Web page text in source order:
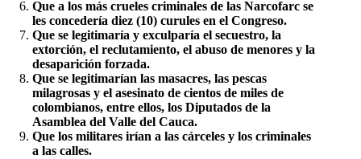
Que a los más crueles criminales de las Narcofarc se
les concedería diez (10) curules en el Congreso.
Que se legitimaría y exculparía el secuestro, la
extorción, el reclutamiento, el abuso de menores y la
desaparición forzada.
Que se legitimarían las masacres, las pescas
milagrosas y el asesinato de cientos de miles de
colombianos, entre ellos, los Diputados de la
Asamblea del Valle del Cauca.
Que los militares irían a las cárceles y los criminales
a las calles.